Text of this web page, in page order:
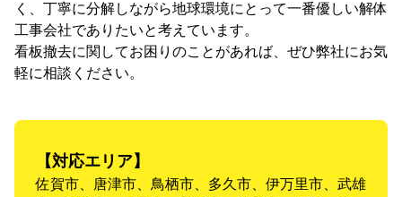
く、丁寧に分解しながら地球環境にとって一番優しい解体
工事会社でありたいと考えています。
看板撤去に関してお困りのことがあれば、ぜひ弊社にお気
軽に相談ください。
【対応エリア】
佐賀市、唐津市、鳥栖市、多久市、伊万里市、武雄